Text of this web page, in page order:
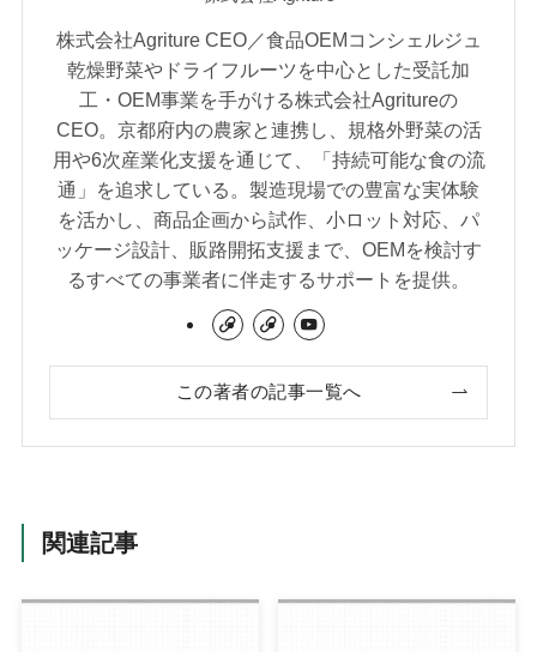
株式会社Agriture CEO／食品OEMコンシェルジュ
乾燥野菜やドライフルーツを中心とした受託加
工・OEM事業を手がける株式会社Agritureの
CEO。京都府内の農家と連携し、規格外野菜の活
用や6次産業化支援を通じて、「持続可能な食の流
通」を追求している。製造現場での豊富な実体験
を活かし、商品企画から試作、小ロット対応、パ
ッケージ設計、販路開拓支援まで、OEMを検討す
るすべての事業者に伴走するサポートを提供。
この著者の記事一覧へ
関連記事